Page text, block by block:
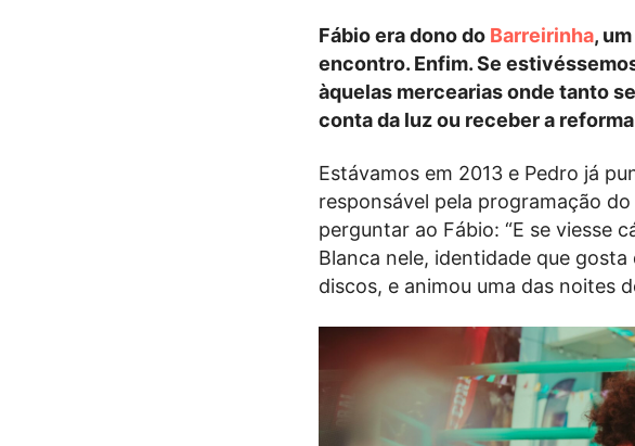
Fábio era dono do Barreirinha,
encontro. Enfim. Se
àquelas mercearias onde tanto
conta da luz ou receber a
Estávamos em 2013 e Pedro já
responsável pela programação
perguntar ao Fábio: “E se viesse
Blanca nele, identidade que
discos, e animou uma das noites